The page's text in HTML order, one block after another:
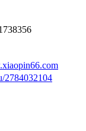
2784032104